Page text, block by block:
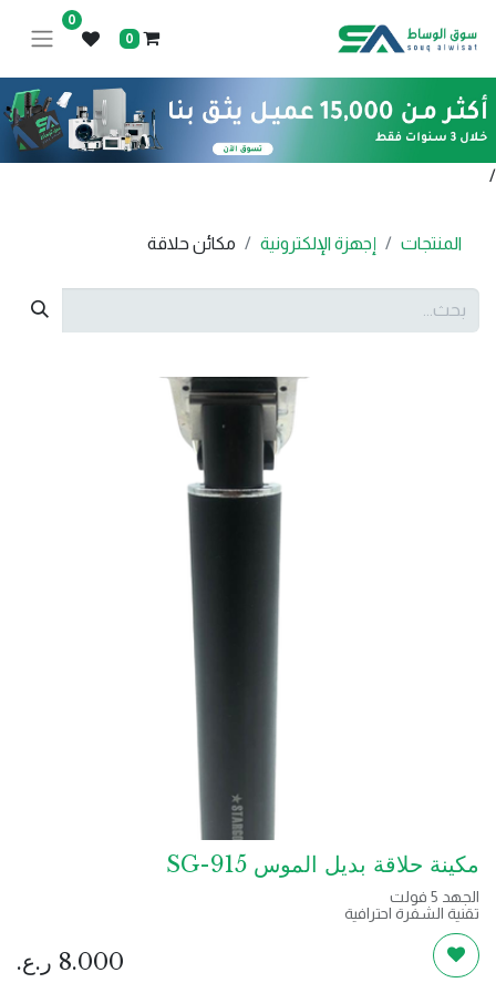
0
0
/
المنتجات إجهزة الإلكترونية مكائن حلاقة
مكينة حلاقة بديل الموس SG-915
الجهد 5 فولت
تقنية الشفرة احترافية
مقاسات المشط التوجيه: 1.2.3 ملم
الوزن: 0.20 كجم
8.000 ر.ع.